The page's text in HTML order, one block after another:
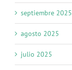
septiembre 2025
agosto 2025
julio 2025